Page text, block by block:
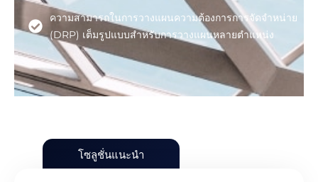
ความสามารถในการวางแผนความต้องการการจัดจำหน่าย
(DRP) เต็มรูปแบบสำหรับการวางแผนหลายตำแหน่ง
โซลูชั่นแนะนำ